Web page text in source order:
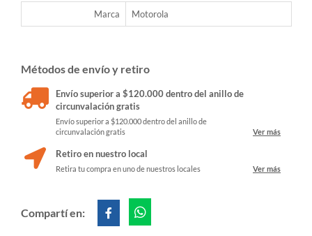
Marca Motorola
Métodos de envío y retiro
Envío superior a $120.000 dentro del anillo de
circunvalación gratis
Envío superior a $120.000 dentro del anillo de
circunvalación gratis
Ver más
Retiro en nuestro local
Retira tu compra en uno de nuestros locales Ver más
Compartí en: